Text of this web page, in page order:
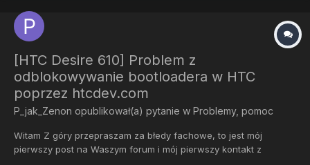
[HTC Desire 610] Problem z
odblokowywanie bootloadera w HTC
poprzez htcdev.com
P_jak_Zenon opublikował(a) pytanie w Problemy, pomoc
Witam Z góry przepraszam za błedy fachowe, to jest mój
pierwszy post na Waszym forum i mój pierwszy kontakt z